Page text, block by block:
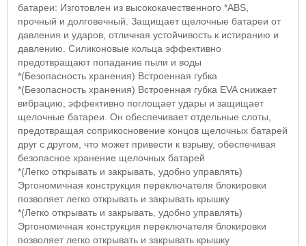
батареи: Изготовлен из высококачественного *ABS
прочный и долговечный. Защищает щелочные батареи от
давления и ударов, отличная устойчивость к истиранию и
давлению. Силиконовые кольца эффективно
предотвращают попадание пыли и воды
*(Безопасность хранения) Встроенная губка
*(Безопасность хранения) Встроенная губка EVAснижает
вибрацию, эффективно поглощает удары и защищает
щелочные батареи. Он обеспечивает отдельные слоты,
предотвращая соприкосновение концов щелочных батарей
друг с другом, что может привести к взрыву, обеспечивая
безопасное хранение щелочных батарей
*(Легко открывать и закрывать, удобно управлять)
Эргономичная конструкция переключателя блокировки
позволяет легко открывать и закрывать крышку
*(Легко открывать и закрывать, удобно управлять)
Эргономичная конструкция переключателя блокировки
позволяет легко открывать и закрывать крышку